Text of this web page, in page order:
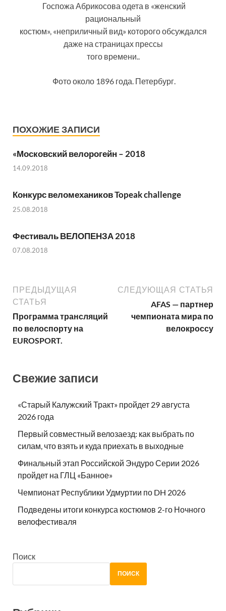
Госпожа Абрикосова одета в «женский
рациональный
костюм», «неприличный вид» которого обсуждался
даже на страницах прессы
того времени..
Фото около 1896 года. Петербург.
ПОХОЖИЕ ЗАПИСИ
«Московский велорогейн – 2018
14.09.2018
Конкурс веломехаников Topeak challenge
25.08.2018
Фестиваль ВЕЛОПЕНЗА 2018
07.08.2018
ПРЕДЫДУЩАЯ
СТАТЬЯ
Программа трансляций
по велоспорту на
EUROSPORT.
СЛЕДУЮЩАЯ СТАТЬЯ
AFAS — партнер
чемпионата мира по
велокроссу
Свежие записи
«Старый Калужский Тракт» пройдет 29 августа
2026 года
Первый совместный велозаезд: как выбрать по
силам, что взять и куда приехать в выходные
Финальный этап Российской Эндуро Серии 2026
пройдет на ГЛЦ «Банное»
Чемпионат Республики Удмуртии по DH 2026
Подведены итоги конкурса костюмов 2-го Ночного
велофестиваля
Поиск
ПОИСК